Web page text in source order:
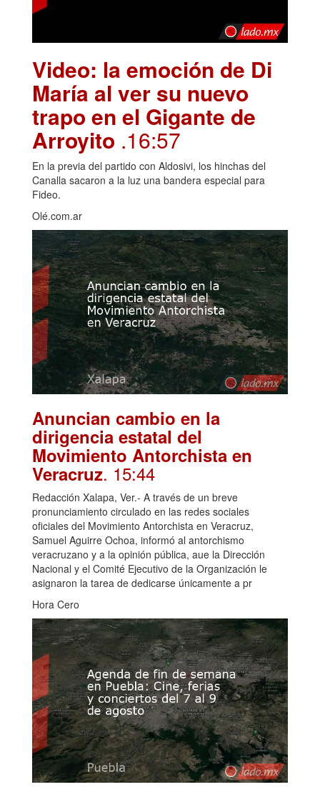
Video: la emoción de Di
María al ver su nuevo
trapo en el Gigante de
Arroyito .16:57
En la previa del partido con Aldosivi, los hinchas del
Canalla sacaron a la luz una bandera especial para
Fideo.
Olé.com.ar
Anuncian cambio en la
dirigencia estatal del
Movimiento Antorchista en
Veracruz. 15:44
Redacción Xalapa, Ver.- A través de un breve
pronunciamiento circulado en las redes sociales
oficiales del Movimiento Antorchista en Veracruz,
Samuel Aguirre Ochoa, informó al antorchismo
veracruzano y a la opinión pública, aue la Dirección
Nacional y el Comité Ejecutivo de la Organización le
asignaron la tarea de dedicarse únicamente a pr
Hora Cero